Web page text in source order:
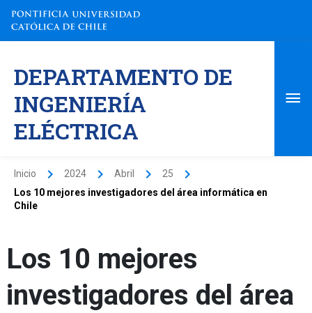
contenido
DEPARTAMENTO DE
INGENIERÍA
ELÉCTRICA
Inicio 2024 Abril
25
Los 10 mejores investigadores del área informática en
Chile
Los 10 mejores
investigadores del área